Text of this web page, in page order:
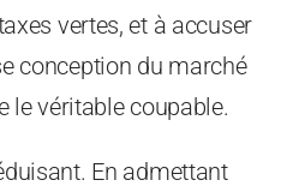
vertes, et à accuser
conception du marché
le véritable coupable.
En admettant